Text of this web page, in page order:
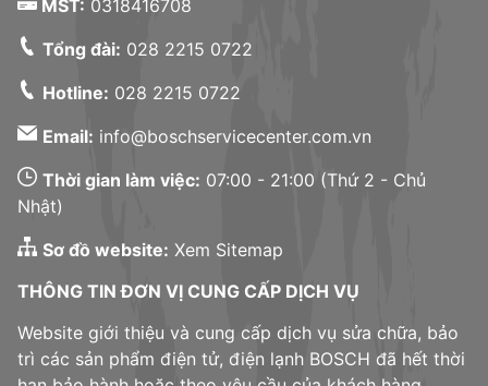
MST: 0318416708
Tổng đài: 028 2215 0722
Hotline: 028 2215 0722
Email: info@boschservicecenter.com.vn
Thời gian làm việc: 07:00 - 21:00 (Thứ 2 - Chủ
Nhật)
Sơ đồ website: Xem Sitemap
THÔNG TIN ĐƠN VỊ CUNG CẤP DỊCH VỤ
Website giới thiệu và cung cấp dịch vụ sửa chữa, bảo
trì các sản phẩm điện tử, điện lạnh BOSCH đã hết thời